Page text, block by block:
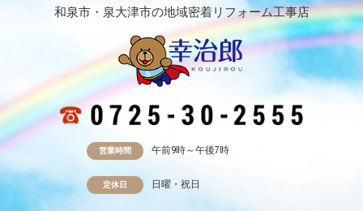
和泉市・泉大津市の地域密着リフォーム工事店
営業時間 午前9時～午後7時
定休日 日曜・祝日